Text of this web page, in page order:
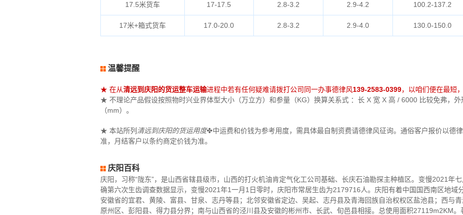
17.5米货车 17-17.5 2.8-3.2 2.9-4.2 100.2-137.2
17米+箱式货车 17.0-20.0 2.8-3.2 2.9-4.0 130.0-150.0
温馨提醒
★ 在从清远到庆阳的货运整车运输进程中若有任何疑难请拨打公司同一办事德律风139-2583-0399，以咱们便在最短
★ 不理论产品假设按照物时兴业界体型大小（万立方）和参量（KG）换算关系式 ：长 X 宽 X 高 / 6000 比较免弗，
（mm）。
★ 本站所列 清远到庆阳的货运用度✤中运费和价钱为参考用度，需具体最自制资费请德律风征询。通俗客户报价以德
准，月结客户以条约商定价钱为准。
庆阳百科
庆阳，习称“陇东”，是山西省辖县级市，山西的打火机油肯定气化工公司基础、长庆石油勘探主种植区。变慢2021年
确第六次生齿调查数据显示，变慢2021年1一月1日零时，庆阳市常居生齿为2179716人。庆阳有着中国国西南区地域
安徽省的宜君、黄陵、富县、甘泉、志丹等县；北邻安徽省定边、吴起、志丹县及青海回族自治权权区盐池县；西与
原州区、彭阳县、得力县分界；南与山西省的泾川县及安徽的彬州市、长武、旬邑县相接。总使用面积27119m2KM。